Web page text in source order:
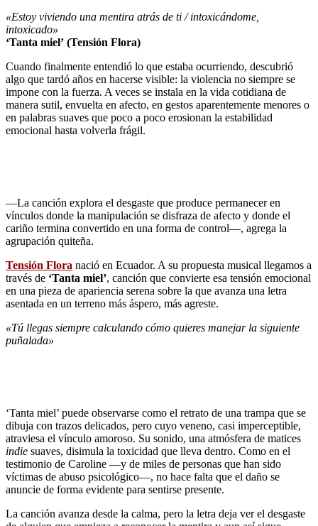
«Estoy viviendo una mentira atrás de ti / intoxicándome,
intoxicado»
‘Tanta miel’ (Tensión Flora)
Cuando finalmente entendió lo que estaba ocurriendo, descubrió
algo que tardó años en hacerse visible: la violencia no siempre se
impone con la fuerza. A veces se instala en la vida cotidiana de
manera sutil, envuelta en afecto, en gestos aparentemente menores o
en palabras suaves que poco a poco erosionan la estabilidad
emocional hasta volverla frágil.
—La canción explora el desgaste que produce permanecer en
vínculos donde la manipulación se disfraza de afecto y donde el
cariño termina convertido en una forma de control—, agrega la
agrupación quiteña.
Tensión Flora nació en Ecuador. A su propuesta musical llegamos a
través de ‘Tanta miel’, canción que convierte esa tensión emocional
en una pieza de apariencia serena sobre la que avanza una letra
asentada en un terreno más áspero, más agreste.
«Tú llegas siempre calculando cómo quieres manejar la siguiente
puñalada»
‘Tanta miel’ puede observarse como el retrato de una trampa que se
dibuja con trazos delicados, pero cuyo veneno, casi imperceptible,
atraviesa el vínculo amoroso. Su sonido, una atmósfera de matices
indie suaves, disimula la toxicidad que lleva dentro. Como en el
testimonio de Caroline —y de miles de personas que han sido
víctimas de abuso psicológico—, no hace falta que el daño se
anuncie de forma evidente para sentirse presente.
La canción avanza desde la calma, pero la letra deja ver el desgaste